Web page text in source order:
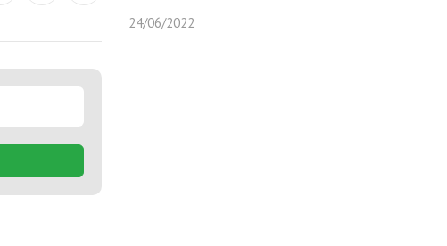
24/06/2022